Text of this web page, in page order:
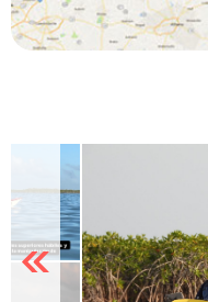
Previous